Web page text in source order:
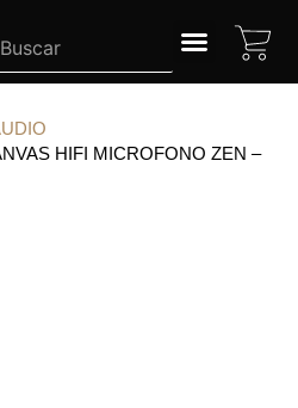
HIFI MICROFONO ZEN –